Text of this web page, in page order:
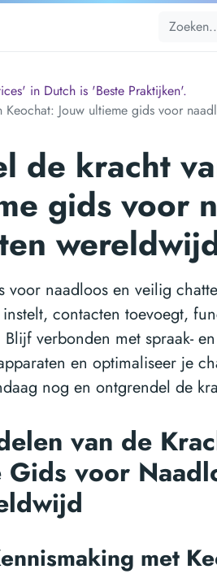
in Dutch is 'Beste Praktijken'.
Jouw ultieme gids voor
de kracht
gids voor
voor naadloos en veilig
contacten toevoegt,
verbonden met spraak-
en optimaliseer je
nog en ontgrendel de
van de
Gids voor
met